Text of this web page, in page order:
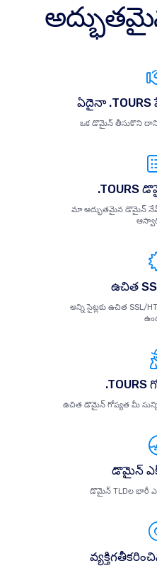
ఏదైనా .TOURS
ఒక డొమైన్ తీసుకొని
.TOURS
మా అద్భుతమైన డొమైన్
ఉచిత
అన్ని సైట్లకు ఉచిత SSL/
.TOURS
ఉచిత డొమైన్ గోప్యత మీ
డొమైన్
డొమైన్ TLDల భారీ